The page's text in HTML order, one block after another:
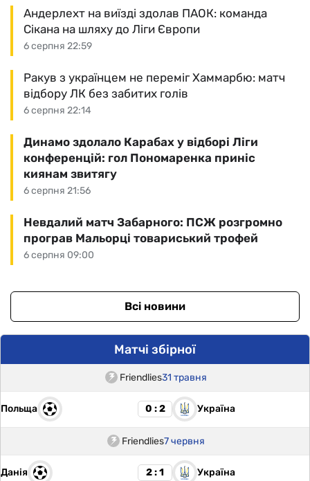
6 серпня 22:59
Андерлехт на виїзді здолав ПАОК: команда
Сікана на шляху до Ліги Європи
6 серпня 22:14
Ракув з українцем не переміг Хаммарбю: матч
відбору ЛК без забитих голів
6 серпня 21:56
Динамо здолало Карабах у відборі Ліги
конференцій: гол Пономаренка приніс
киянам звитягу
6 серпня 09:00
Невдалий матч Забарного: ПСЖ розгромно
програв Мальорці товариський трофей
Всі новини
Матчі збірної
Friendlies31 травня
Польща 0 : 2 Україна
Friendlies7 червня
Данія 2 : 1 Україна